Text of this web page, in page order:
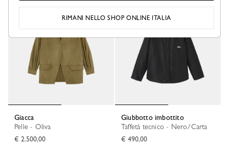
Giacca
Pelle - Oliva
€ 2.500,00
Giubbotto imbottito
Taffetà tecnico - Nero/Carta
€ 490,00
RIMANI NELLO SHOP ONLINE ITALIA